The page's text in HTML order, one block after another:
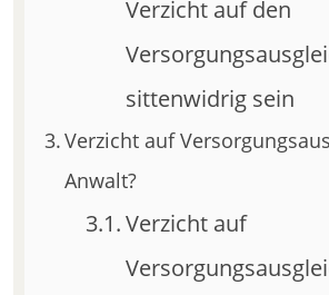
Verzicht auf den
sittenwidrig sein
Verzicht auf
Anwalt?
Verzicht auf